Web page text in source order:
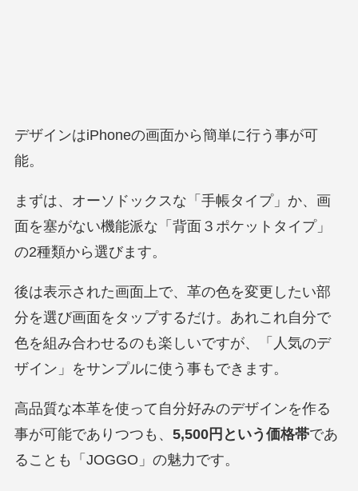
デザインはiPhoneの画面から簡単に行う事が可
能。
まずは、オーソドックスな「手帳タイプ」か、画
面を塞がない機能派な「背面３ポケットタイプ」
の2種類から選びます。
後は表示された画面上で、革の色を変更したい部
分を選び画面をタップするだけ。あれこれ自分で
色を組み合わせるのも楽しいですが、「人気のデ
ザイン」をサンプルに使う事もできます。
高品質な本革を使って自分好みのデザインを作る
事が可能でありつつも、 5,500円という価格帯であ
ることも「JOGGO」の魅力です。